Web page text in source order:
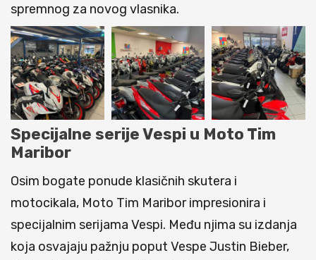
spremnog za novog vlasnika.
Specijalne serije Vespi u Moto Tim
Maribor
Osim bogate ponude klasičnih skutera i
motocikala, Moto Tim Maribor impresionira i
specijalnim serijama Vespi. Među njima su izdanja
koja osvajaju pažnju poput Vespe Justin Bieber,